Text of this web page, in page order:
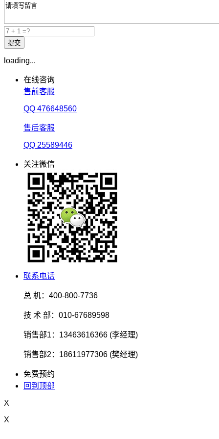
loading...
在线咨询
售前客服
QQ 476648560
售后客服
QQ 25589446
关注微信
联系电话
总 机：400-800-7736
技 术 部：010-67689598
销售部1：13463616366 (李经理)
销售部2：18611977306 (樊经理)
免费预约
回到顶部
X
X